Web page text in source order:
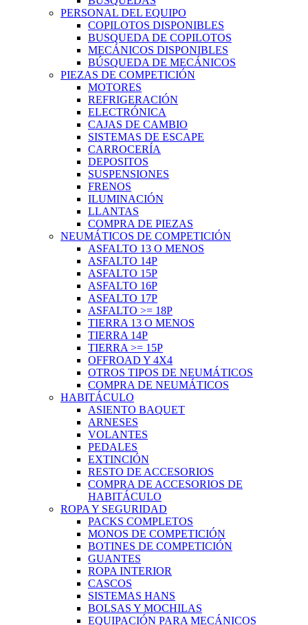
PERSONAL DEL EQUIPO
COPILOTOS DISPONIBLES
BUSQUEDA DE COPILOTOS
MECÁNICOS DISPONIBLES
BÚSQUEDA DE MECÁNICOS
PIEZAS DE COMPETICIÓN
MOTORES
REFRIGERACIÓN
ELECTRÓNICA
CAJAS DE CAMBIO
SISTEMAS DE ESCAPE
CARROCERÍA
DEPOSITOS
SUSPENSIONES
FRENOS
ILUMINACIÓN
LLANTAS
COMPRA DE PIEZAS
NEUMÁTICOS DE COMPETICIÓN
ASFALTO 13 O MENOS
ASFALTO 14P
ASFALTO 15P
ASFALTO 16P
ASFALTO 17P
ASFALTO >= 18P
TIERRA 13 O MENOS
TIERRA 14P
TIERRA >= 15P
OFFROAD Y 4X4
OTROS TIPOS DE NEUMÁTICOS
COMPRA DE NEUMÁTICOS
HABITÁCULO
ASIENTO BAQUET
ARNESES
VOLANTES
PEDALES
EXTINCIÓN
RESTO DE ACCESORIOS
COMPRA DE ACCESORIOS DE
HABITÁCULO
ROPA Y SEGURIDAD
PACKS COMPLETOS
MONOS DE COMPETICIÓN
BOTINES DE COMPETICIÓN
GUANTES
ROPA INTERIOR
CASCOS
SISTEMAS HANS
BOLSAS Y MOCHILAS
EQUIPACIÓN PARA MECÁNICOS